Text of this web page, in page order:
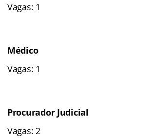
Vagas: 1
Médico
Vagas: 1
Procurador Judicial
Vagas: 2